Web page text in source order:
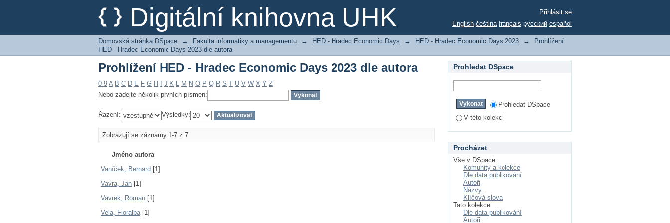
Digitální knihovna UHK
Prohlížení HED - Hradec Economic Days 2023 dle autora
Přihlásit se
English čeština français русский español
Domovská stránka DSpace → Fakulta informatiky a managementu → HED - Hradec Economic Days → HED - Hradec Economic Days 2023 →
Prohlížení
HED - Hradec Economic Days 2023 dle autora
Prohlížení HED - Hradec Economic Days 2023 dle autora
0-9 A B C D E F G H J K L M N O P Q R S T U V W X Y Z
Nebo zadejte několik prvních písmen:
Řazení: Výsledky:
Zobrazují se záznamy 1-7 z 7
Jméno autora
Vaníček, Bernard [1]
Vavra, Jan [1]
Vavrek, Roman [1]
Vela, Fioralba[1]
Prohledat DSpace
Prohledat DSpace
V této kolekci
Procházet
Vše v DSpace
Komunity a kolekce
Dle data publikování
Autoři
Názvy
Klíčová slova
Tato kolekce
Dle data publikování
Autoři